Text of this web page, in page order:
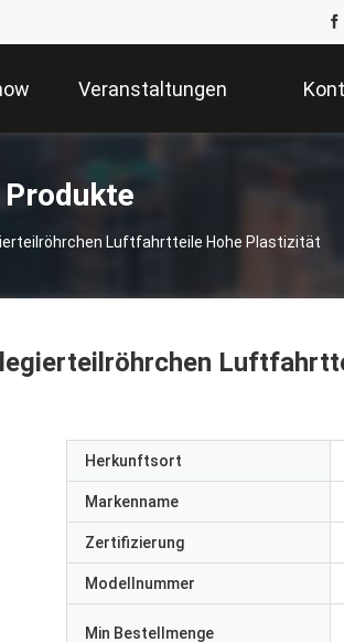
Veranstaltungen
Luftfahrtteile Hohe Plastizität
Herkunftsort
Markenname
Zertifizierung
Modellnummer
Min Bestellmenge